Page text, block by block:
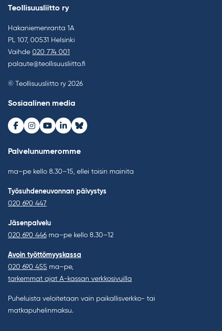
Teollisuusliitto ry
Hakaniemenranta 1A
PL 107, 00531 Helsinki
Vaihde 020 774 001
palaute@teollisuusliitto.fi
© Teollisuusliitto ry 2026
Sosiaalinen media
Facebook
Instagram
Youtube
LinkedInBluesky
Palvelunumeromme
ma–pe kello 8.30–15, ellei toisin mainita
Työsuhdeneuvonnan päivystys
020 690 447
Jäsenpalvelu
020 690 446 ma–pe kello 8.30–12
Avoin työttömyyskassa
020 690 455 ma–pe,
tarkemmat ajat A-kassan verkkosivuilla
Puheluista veloitetaan vain paikallisverkko- tai
matkapuhelinmaksu.